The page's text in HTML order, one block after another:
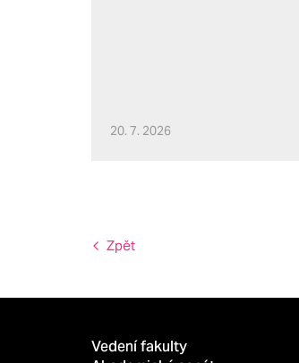
20. 7. 2026
Zpět
Vedení fakulty